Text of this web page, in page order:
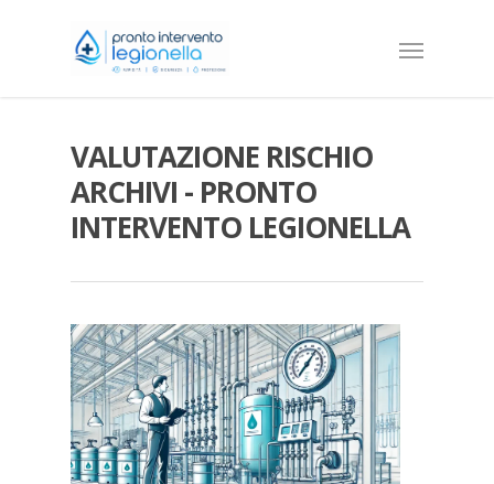
VALUTAZIONE RISCHIO
ARCHIVI - PRONTO
INTERVENTO LEGIONELLA